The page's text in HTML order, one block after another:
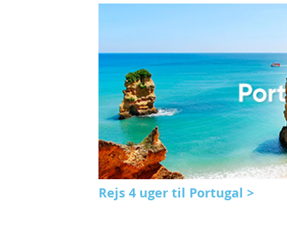
Rejs 4 uger til Portugal >